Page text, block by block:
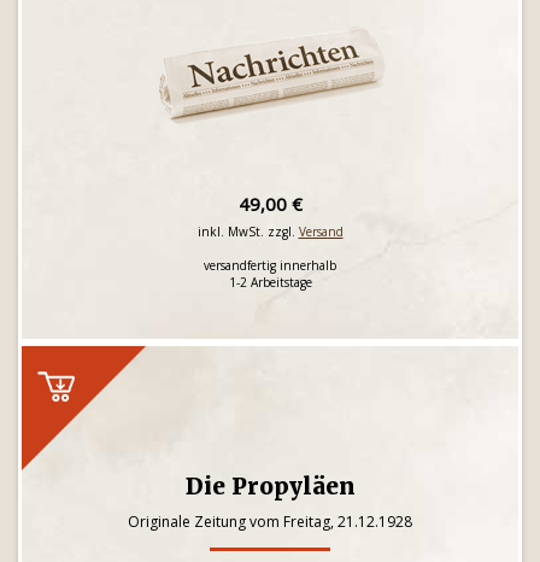
49,00 €
inkl. MwSt. zzgl. Versand
versandfertig innerhalb
1-2 Arbeitstage
Die Propyläen
Originale Zeitung vom Freitag, 21.12.1928